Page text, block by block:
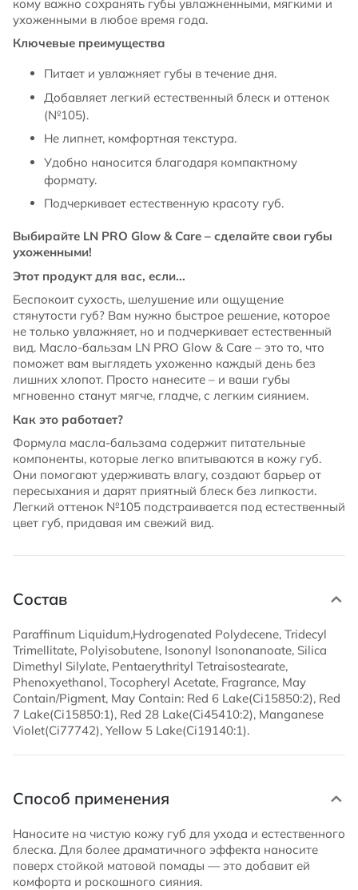
кому важно сохранять губы увлажненными, мягкими и
ухоженными в любое время года.
Ключевые преимущества
Питает и увлажняет губы в течение дня.
Добавляет легкий естественный блеск и оттенок
(№105).
Не липнет, комфортная текстура.
Удобно наносится благодаря компактному
формату.
Подчеркивает естественную красоту губ.
Выбирайте LN PRO Glow & Care – сделайте свои губы
ухоженными!
Этот продукт для вас, если...
Беспокоит сухость, шелушение или ощущение
стянутости губ? Вам нужно быстрое решение, которое
не только увлажняет, но и подчеркивает естественный
вид. Масло-бальзам LN PRO Glow & Care – это то, что
поможет вам выглядеть ухоженно каждый день без
лишних хлопот. Просто нанесите – и ваши губы
мгновенно станут мягче, гладче, с легким сиянием.
Как это работает?
Формула масла-бальзама содержит питательные
компоненты, которые легко впитываются в кожу губ.
Они помогают удерживать влагу, создают барьер от
пересыхания и дарят приятный блеск без липкости.
Легкий оттенок №105 подстраивается под естественный
цвет губ, придавая им свежий вид.
Состав
Paraffinum Liquidum,Hydrogenated Polydecene, Tridecyl
Trimellitate, Polyisobutene, Isononyl Isononanoate, Silica
Dimethyl Silylate, Pentaerythrityl Tetraisostearate,
Phenoxyethanol, Tocopheryl Acetate, Fragrance, May
Contain/Pigment, May Contain: Red 6 Lake(Ci15850:2), Red
7 Lake(Ci15850:1), Red 28 Lake(Ci45410:2), Manganese
Violet(Ci77742), Yellow 5 Lake(Ci19140:1).
Способ применения
Наносите на чистую кожу губ для ухода и естественного
блеска. Для более драматичного эффекта наносите
поверх стойкой матовой помады — это добавит ей
комфорта и роскошного сияния.